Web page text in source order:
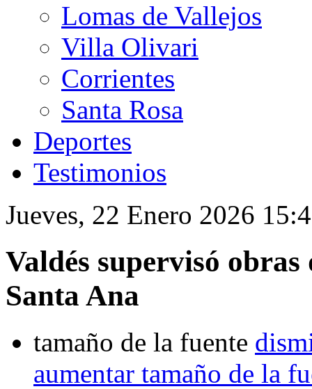
Lomas de Vallejos
Villa Olivari
Corrientes
Santa Rosa
Deportes
Testimonios
Jueves, 22 Enero 2026
Valdés supervisó obras
Santa Ana
tamaño de la fuente
aumentar tamaño de la